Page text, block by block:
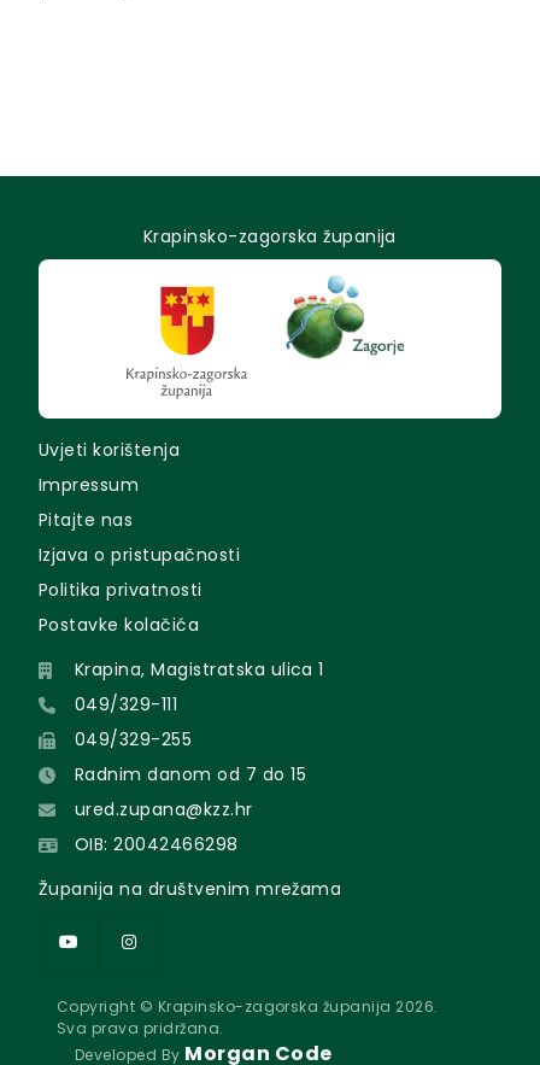
Krapinsko-zagorska županija
Uvjeti korištenja
Impressum
Pitajte nas
Izjava o pristupačnosti
Politika privatnosti
Postavke kolačića
Krapina, Magistratska ulica 1
049/329-111
049/329-255
Radnim danom od 7 do 15
ured.zupana@kzz.hr
OIB: 20042466298
Županija na društvenim mrežama
Copyright © Krapinsko-zagorska županija 2026.
Sva prava pridržana.
Developed By Morgan Code